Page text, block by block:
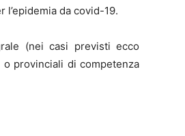
da covid-19.
(nei casi previsti ecco
provinciali di competenza